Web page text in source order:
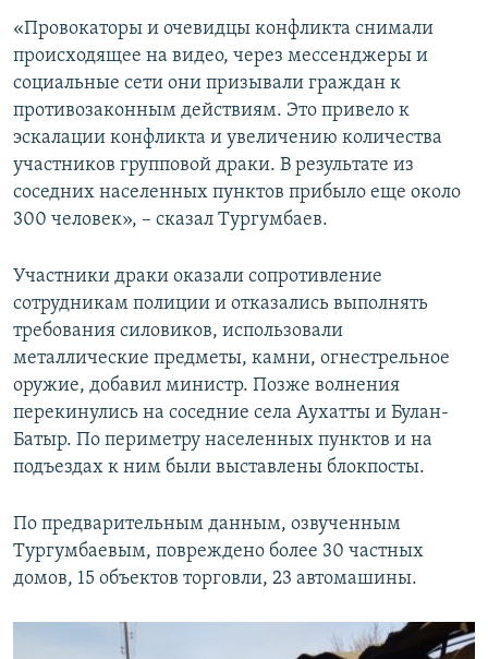
«Провокаторы и очевидцы конфликта снимали
происходящее на видео, через мессенджеры и
социальные сети они призывали граждан к
противозаконным действиям. Это привело к
эскалации конфликта и увеличению количества
участников групповой драки. В результате из
соседних населенных пунктов прибыло еще около
300 человек», – сказал Тургумбаев.
Участники драки оказали сопротивление
сотрудникам полиции и отказались выполнять
требования силовиков, использовали
металлические предметы, камни, огнестрельное
оружие, добавил министр. Позже волнения
перекинулись на соседние села Аухатты и Булан-
Батыр. По периметру населенных пунктов и на
подъездах к ним были выставлены блокпосты.
По предварительным данным, озвученным
Тургумбаевым, повреждено более 30 частных
домов, 15 объектов торговли, 23 автомашины.